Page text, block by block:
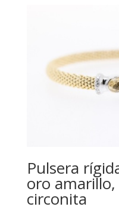
Pulsera
oro
circonita